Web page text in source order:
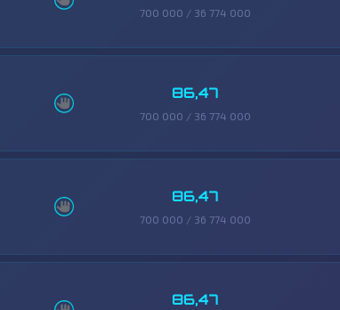
700 000 / 36 774 000
86,47
700 000 / 36 774 000
86,47
700 000 / 36 774 000
86,47